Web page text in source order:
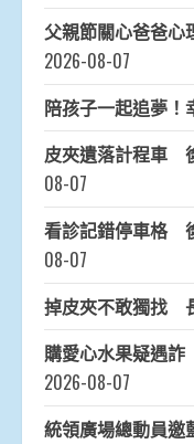
父親節關心爸爸
2026-08-07
陪孩子一起追夢！
皮夾遺落計程車
08-07
看診記錯停車格
08-07
掉皮夾不敢獨找
購愛心水果疑遇
2026-08-07
統領廣場總動員